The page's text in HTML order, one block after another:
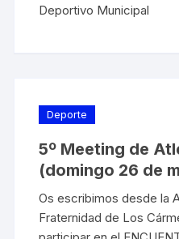
Deportivo Municipal
Deporte
5º Meeting de
(domingo 26 de
Os escribimos desde la
Fraternidad de Los